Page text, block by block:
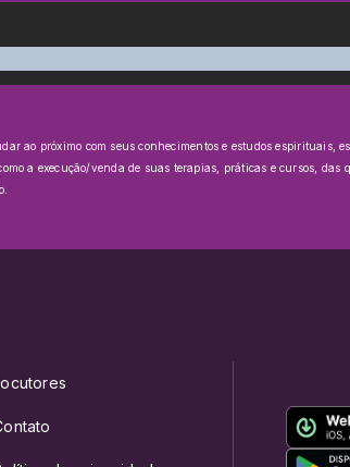
ao próximo com seus conhecimentos e estudos espirituais,
a execução/venda de suas terapias, práticas e cursos, das